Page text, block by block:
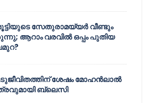
സേതുരാമയ്യർ വീണ്ടും
ആറാം വരവിൽ ഒപ്പം പുതിയ
ശേഷം മോഹൻലാൽ
ബ്ലെസി